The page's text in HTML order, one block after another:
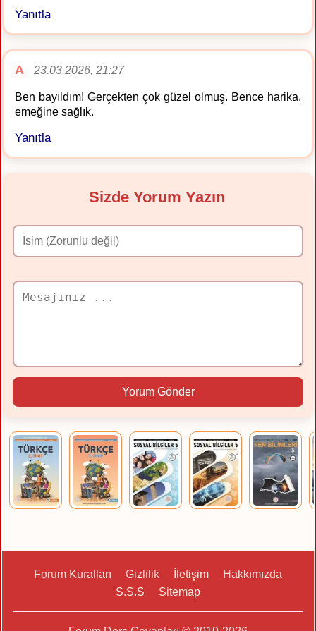
Yanıtla
A 23.03.2026, 21:27
Ben bayıldım! Gerçekten çok güzel olmuş. Bence harika,
emeğine sağlık.
Yanıtla
Sizde Yorum Yazın
Yorum Gönder
Forum Kuralları Gizlilik İletişim
Hakkımızda
S.S.S
Sitemap